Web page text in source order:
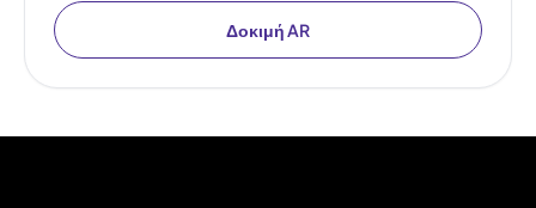
Δοκιμή AR